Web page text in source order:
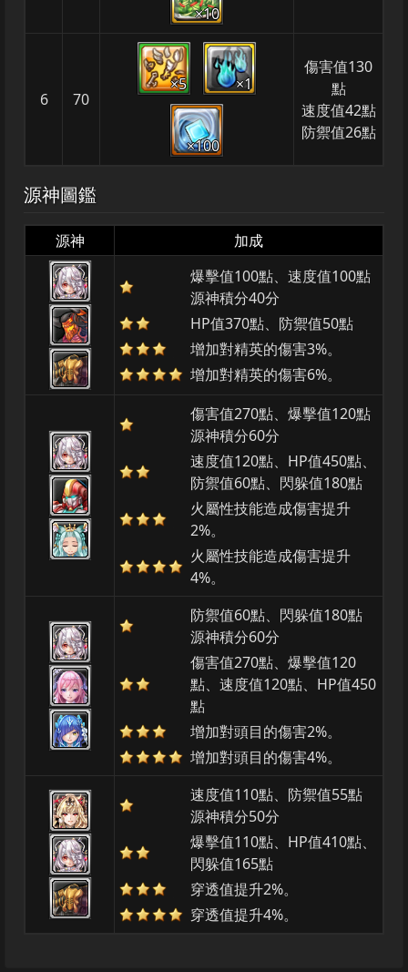
×10
6 70
×5 ×1
×100
傷害值130
點
速度值42點
防禦值26點
源神圖鑑
源神
加成
爆擊值100點、速度值100點
源神積分40分
HP值370點、防禦值50點
增加對精英的傷害3%。
增加對精英的傷害6%。
傷害值270點、爆擊值120點
源神積分60分
速度值120點、HP值450點、
防禦值60點、閃躲值180點
火屬性技能造成傷害提升
2%。
火屬性技能造成傷害提升
4%。
防禦值60點、閃躲值180點
源神積分60分
傷害值270點、爆擊值120
點、速度值120點、HP值450
點
增加對頭目的傷害2%。
增加對頭目的傷害4%。
速度值110點、防禦值55點
源神積分50分
爆擊值110點、HP值410點、
閃躲值165點
穿透值提升2%。
穿透值提升4%。